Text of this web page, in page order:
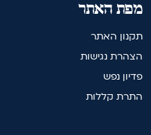
מפת האתר
תקנון האתר
הצהרת נגישות
פדיון נפש
התרת קללות